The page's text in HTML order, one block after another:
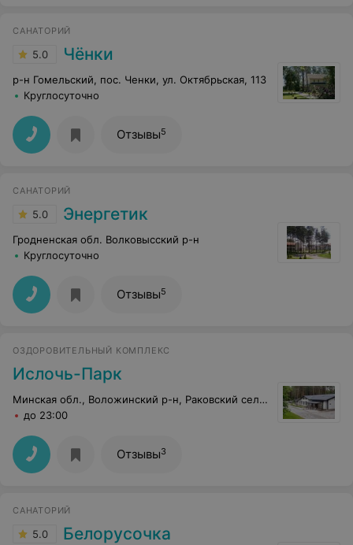
САНАТОРИЙ
5.0 Чёнки
р-н Гомельский, пос. Ченки, ул. Октябрьская, 113
Круглосуточно
Отзывы5
САНАТОРИЙ
5.0 Энергетик
Гродненская обл. Волковысский р-н
Круглосуточно
Отзывы5
ОЗДОРОВИТЕЛЬНЫЙ КОМПЛЕКС
Ислочь-Парк
Минская обл., Воложинский р-н, Раковский сельсовет, 24
до 23:00
Отзывы3
САНАТОРИЙ
5.0 Белорусочка